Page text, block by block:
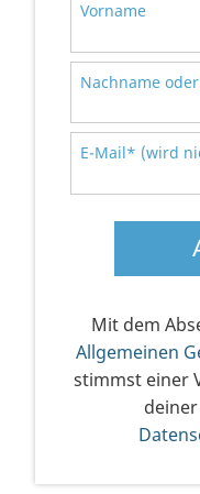
Vorname
Nachname
E-Mail* (wird
Mit dem
Allgemeinen
stimmst einer